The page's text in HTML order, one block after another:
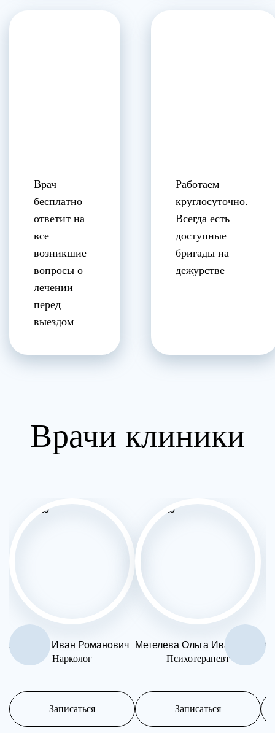
Врач
бесплатно
ответит на
все
возникшие
вопросы о
лечении
перед
выездом
Работаем
круглосуточно.
Всегда есть
доступные
бригады на
дежурстве
Врачи клиники
Андреев Иван Романович
Нарколог
Записаться
Метелева Ольга Ивановна
Психотерапевт
Записаться